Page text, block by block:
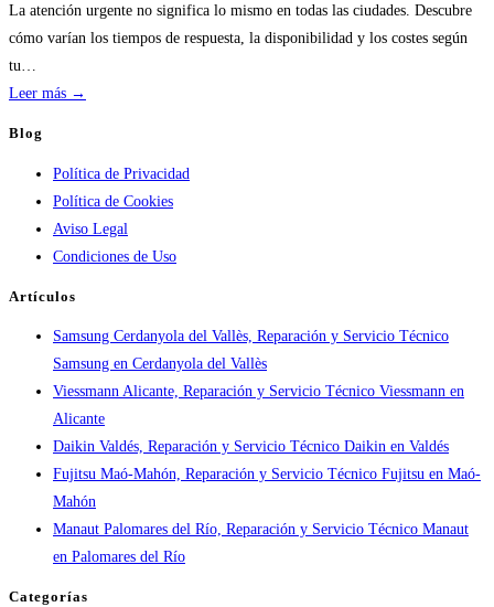
de
calderas:
La atención urgente no significa lo mismo en todas las ciudades. Descubre
cómo varían los tiempos de respuesta, la disponibilidad y los costes según
tu…
Leer más →
por
ciudad:
disponibilidad
real
en
España
Blog
Política de Privacidad
Política de Cookies
Aviso Legal
Condiciones de Uso
Artículos
Samsung Cerdanyola del Vallès, Reparación y Servicio Técnico
Samsung en Cerdanyola del Vallès
Viessmann Alicante, Reparación y Servicio Técnico Viessmann en
Alicante
Daikin Valdés, Reparación y Servicio Técnico Daikin en Valdés
Fujitsu Maó-Mahón, Reparación y Servicio Técnico Fujitsu en Maó-
Mahón
Manaut Palomares del Río, Reparación y Servicio Técnico Manaut
en Palomares del Río
Categorías